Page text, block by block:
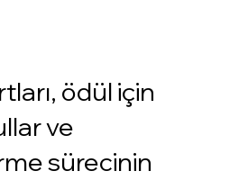
ödül için
ve
sürecinin